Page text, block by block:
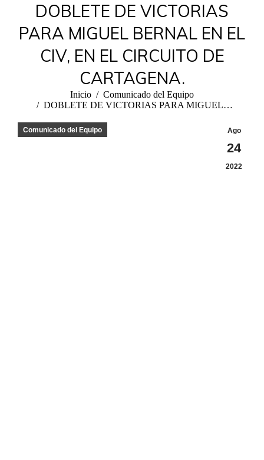
DOBLETE DE VICTORIAS
PARA MIGUEL BERNAL EN EL
CIV, EN EL CIRCUITO DE
CARTAGENA.
Inicio
Comunicado del Equipo
DOBLETE DE VICTORIAS PARA MIGUEL…
Ago
24
2022
Comunicado del Equipo